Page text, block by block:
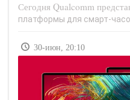
Сегодня Qualcomm
платформы для смарт-
30-июн, 20:10